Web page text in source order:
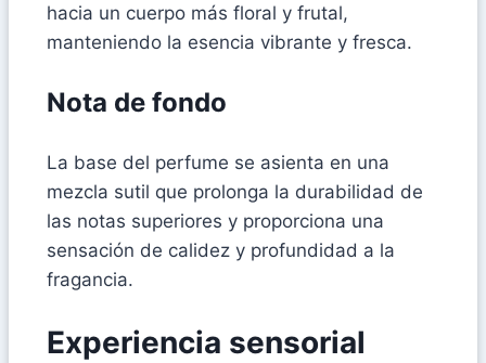
hacia un cuerpo más floral y frutal,
manteniendo la esencia vibrante y fresca.
Nota de fondo
La base del perfume se asienta en una
mezcla sutil que prolonga la durabilidad de
las notas superiores y proporciona una
sensación de calidez y profundidad a la
fragancia.
Experiencia sensorial